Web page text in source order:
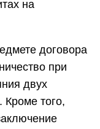
на
договора
при
двух
Кроме того,